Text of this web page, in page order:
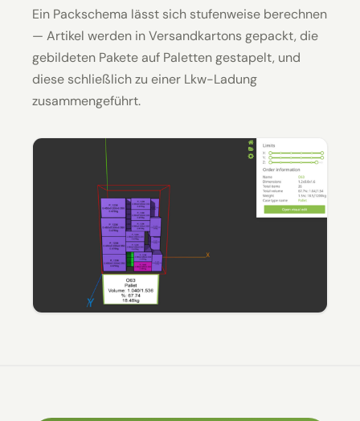
Ein Packschema lässt sich stufenweise berechnen
— Artikel werden in Versandkartons gepackt, die
gebildeten Pakete auf Paletten gestapelt, und
diese schließlich zu einer Lkw-Ladung
zusammengeführt.